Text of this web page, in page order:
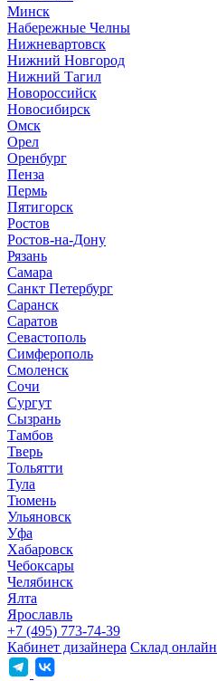
Минск
Набережные Челны
Нижневартовск
Нижний Новгород
Нижний Тагил
Новороссийск
Новосибирск
Омск
Орел
Оренбург
Пенза
Пермь
Пятигорск
Ростов
Ростов-на-Дону
Рязань
Самара
Санкт Петербург
Саранск
Саратов
Севастополь
Симферополь
Смоленск
Сочи
Сургут
Сызрань
Тамбов
Тверь
Тольятти
Тула
Тюмень
Ульяновск
Уфа
Хабаровск
Чебоксары
Челябинск
Ялта
Ярославль
+7 (495) 773-74-39
Кабинет дизайнера Склад онлайн